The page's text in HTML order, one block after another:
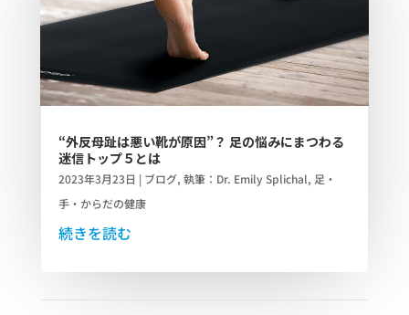
“外反母趾は悪い靴が原因”？ 足の悩みにまつわる
迷信トップ５とは
2023年3月23日 | ブログ, 執筆：Dr. Emily Splichal, 足・
手・からだの健康
続きを読む